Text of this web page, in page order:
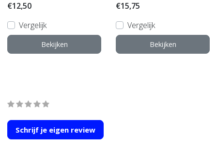
€12,50
Vergelijk
Bekijken
€15,75
Vergelijk
Bekijken
Schrijf je eigen review